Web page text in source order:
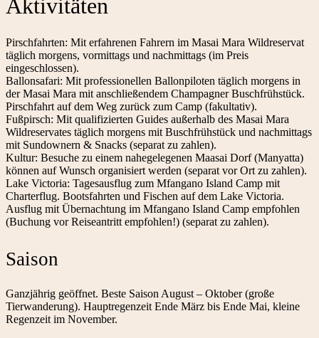
Aktivitäten
Pirschfahrten: Mit erfahrenen Fahrern im Masai Mara Wildreservat
täglich morgens, vormittags und nachmittags (im Preis
eingeschlossen).
Ballonsafari: Mit professionellen Ballonpiloten täglich morgens in
der Masai Mara mit anschließendem Champagner Buschfrühstück.
Pirschfahrt auf dem Weg zurück zum Camp (fakultativ).
Fußpirsch: Mit qualifizierten Guides außerhalb des Masai Mara
Wildreservates täglich morgens mit Buschfrühstück und nachmittags
mit Sundownern & Snacks (separat zu zahlen).
Kultur: Besuche zu einem nahegelegenen Maasai Dorf (Manyatta)
können auf Wunsch organisiert werden (separat vor Ort zu zahlen).
Lake Victoria: Tagesausflug zum Mfangano Island Camp mit
Charterflug. Bootsfahrten und Fischen auf dem Lake Victoria.
Ausflug mit Übernachtung im Mfangano Island Camp empfohlen
(Buchung vor Reiseantritt empfohlen!) (separat zu zahlen).
Saison
Ganzjährig geöffnet. Beste Saison August – Oktober (große
Tierwanderung). Hauptregenzeit Ende März bis Ende Mai, kleine
Regenzeit im November.